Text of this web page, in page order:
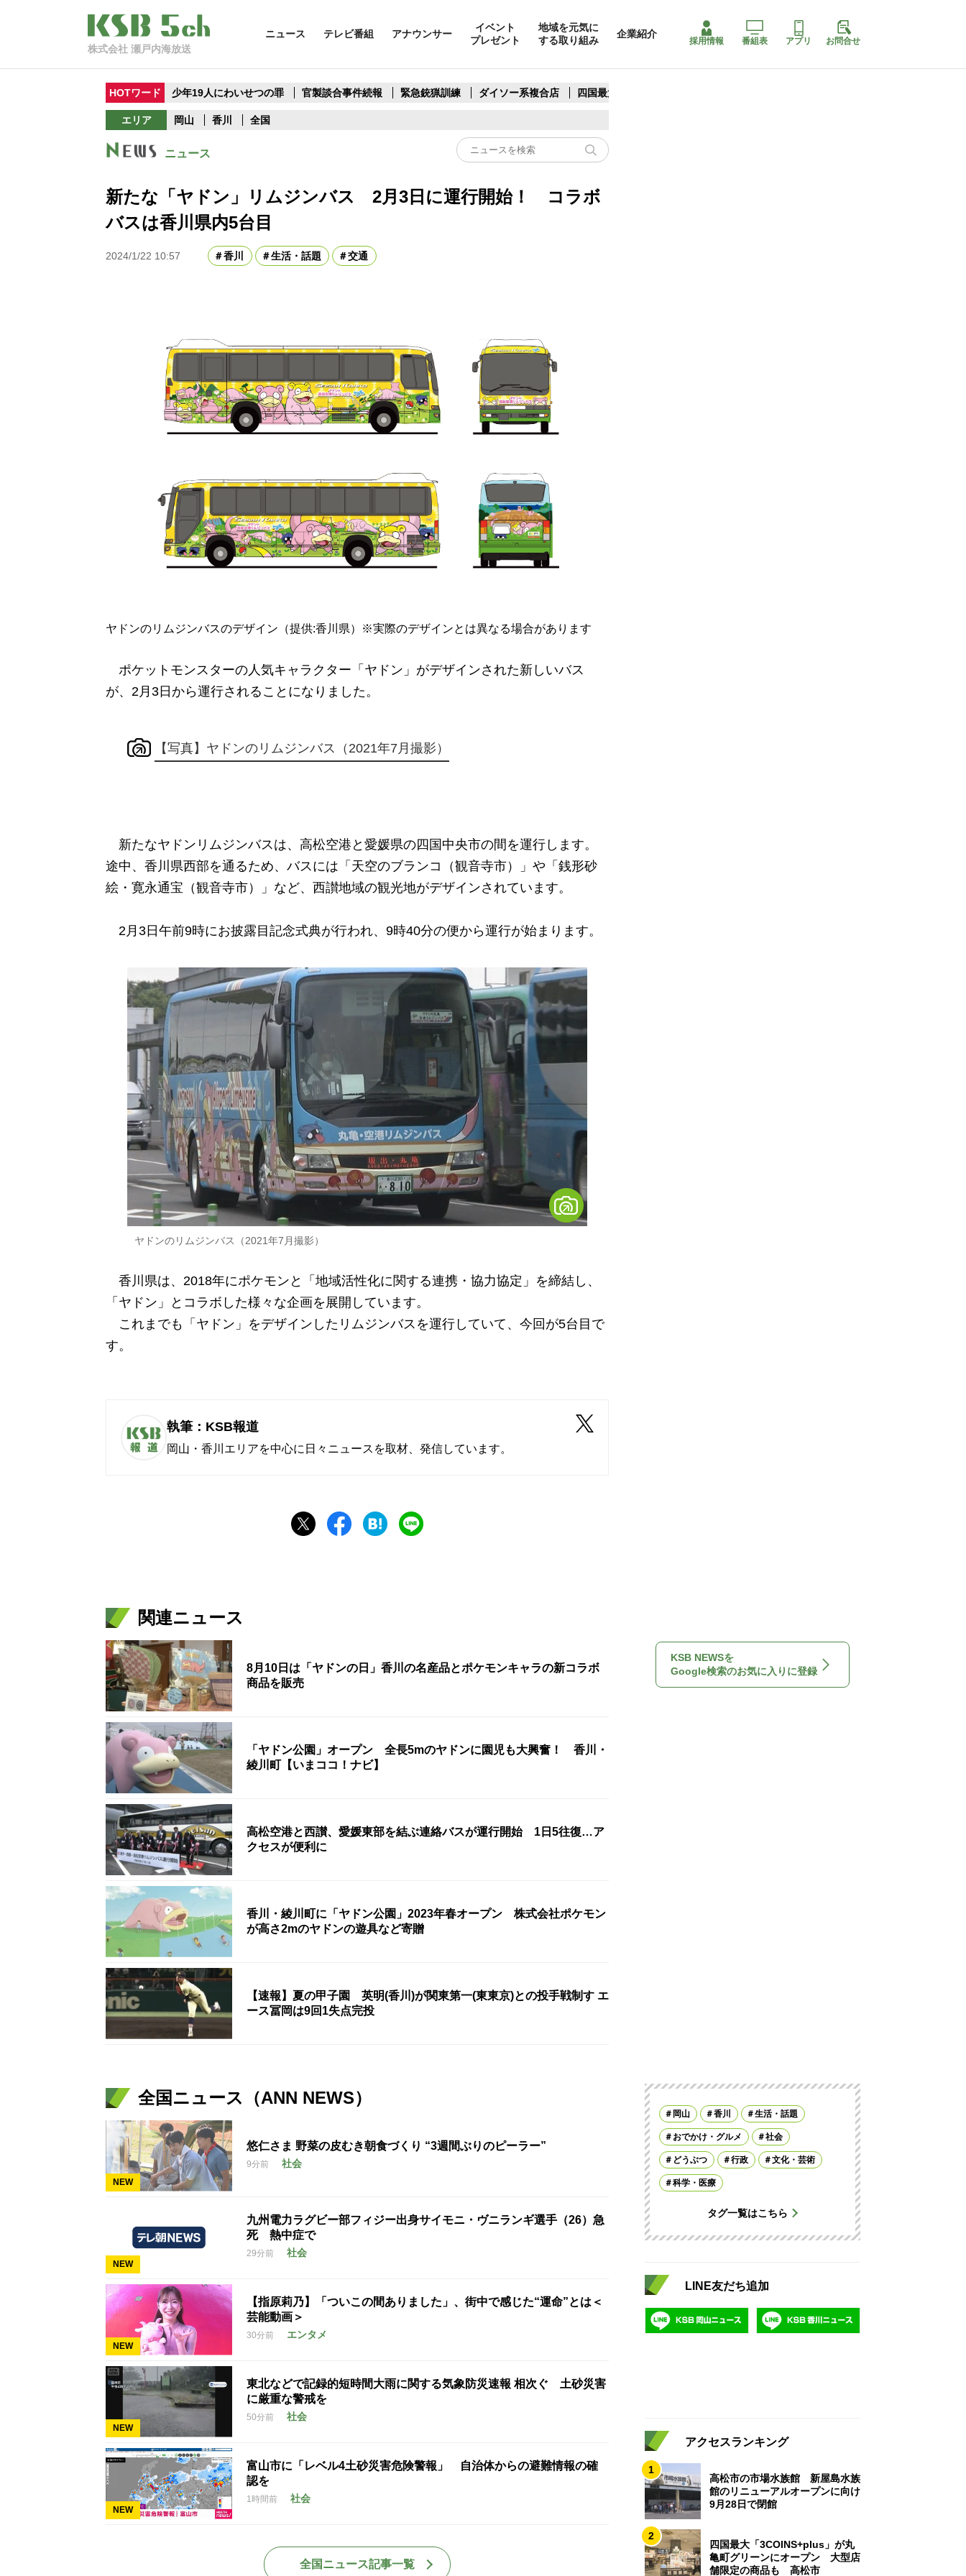
株式会社 瀬戸内海放送
ニュース テレビ番組 アナウンサー
イベント
プレゼント
地域を元気に
する取り組み
企業紹介
採用情報 番組表 アプリ お問合せ
HOTワード 少年19人にわいせつの罪 官製談合事件続報 緊急銃猟訓練 ダイソー系複合店 四国最大スリコ
エリア 岡山 香川 全国
ニュース
新たな「ヤドン」リムジンバス 2月3日に運行開始！ コラボ
バスは香川県内5台目
2024/1/22 10:57 香川 生活・話題 交通
ヤドンのリムジンバスのデザイン（提供:香川県）※実際のデザインとは異なる場合があります
ポケットモンスターの人気キャラクター「ヤドン」がデザインされた新しいバス
が、2月3日から運行されることになりました。
【写真】ヤドンのリムジンバス（2021年7月撮影）
新たなヤドンリムジンバスは、高松空港と愛媛県の四国中央市の間を運行します。
途中、香川県西部を通るため、バスには「天空のブランコ（観音寺市）」や「 銭形砂
絵・寛永通宝（観音寺市）」など、西讃地域の観光地がデザインされています。
2月3日午前9時にお披露目記念式典が行われ、9時40分の便から運行が始まります。
ヤドンのリムジンバス（2021年7月撮影）
香川県は、2018年にポケモンと「地域活性化に関する連携・協力協定」を締結し、
「ヤドン」とコラボした様々な企画を展開しています。
これまでも「ヤドン」をデザインしたリムジンバスを運行していて、今回が5台目で
す。
執筆：KSB報道
岡山・香川エリアを中心に日々ニュースを取材、発信しています。
関連ニュース
8月10日は「ヤドンの日」香川の名産品とポケモンキャラの新コラボ
商品を販売
「ヤドン公園」オープン 全長5mのヤドンに園児も大興奮！ 香川・
綾川町【いまココ！ナビ】
高松空港と西讃、愛媛東部を結ぶ連絡バスが運行開始 1日5往復…ア
クセスが便利に
香川・綾川町に「ヤドン公園」2023年春オープン 株式会社ポケモン
が高さ2mのヤドンの遊具など寄贈
【速報】夏の甲子園 英明(香川)が関東第一(東東京)との投手戦制す エ
ース冨岡は9回1失点完投
全国ニュース（ANN NEWS）
NEW
悠仁さま 野菜の皮むき朝食づくり “3週間ぶりのピーラー”
9分前 社会
NEW
九州電力ラグビー部フィジー出身サイモニ・ヴニランギ選手（26）急
死 熱中症で
29分前 社会
NEW
【指原莉乃】「ついこの間ありました」、街中で感じた“運命”とは＜
芸能動画＞
30分前 エンタメ
NEW
東北などで記録的短時間大雨に関する気象防災速報 相次ぐ 土砂災害
に厳重な警戒を
50分前 社会
NEW
富山市に「レベル4土砂災害危険警報」 自治体からの避難情報の確
認を
1時間前 社会
全国ニュース記事一覧
KSB NEWSを
Google検索のお気に入りに登録
岡山 香川 生活・話題
おでかけ・グルメ 社会
どうぶつ 行政 文化・芸術
科学・医療
タグ一覧はこちら
LINE友だち追加
アクセスランキング
1
高松市の市場水族館 新屋島水族
館のリニューアルオープンに向け
9月28日で閉館
2
四国最大「3COINS+plus」が丸
亀町グリーンにオープン 大型店
舗限定の商品も 高松市